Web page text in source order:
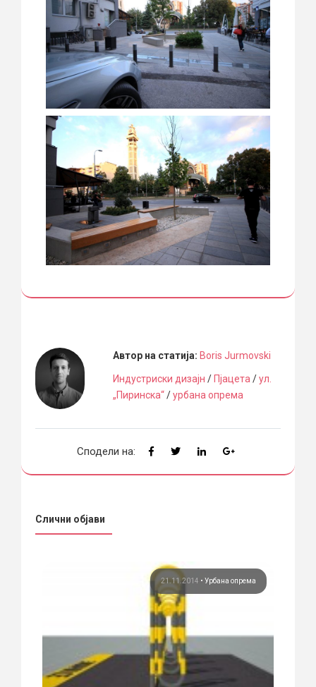
Автор на статија: Boris Jurmovski
Индустриски дизајн / Пјацета /ул.
„Пиринска“/урбана опрема
Сподели на:
Слични објави
21.11.2014 • Урбана опрема